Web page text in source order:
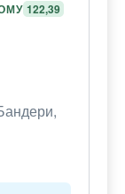
122,39